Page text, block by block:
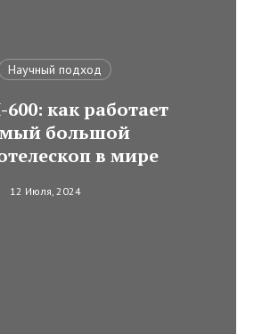
Научный подход
как работает
большой
в мире
12 Июля, 2024